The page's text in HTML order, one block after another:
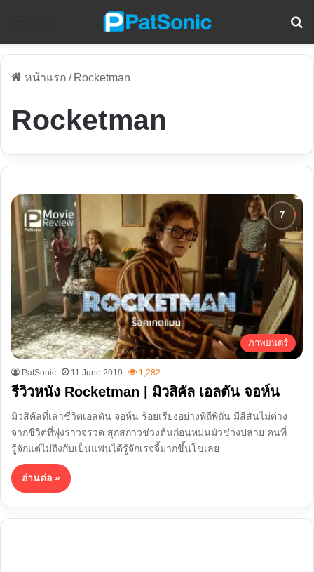
หน้าแรก / Rocketman
Rocketman
ภาพยนตร์
PatSonic 11 June 2019 1,282
รีวิวหนัง Rocketman | มิวสิคัล เอลตัน จอห์น
มิวสิคัลที่เล่าชีวิตเอลตัน จอห์น ร้อยเรียงอย่างพิถีพิถัน มีสีสันไม่ต่าง
จากชีวิตที่พุ่งราวจรวด สุกสกาวช่วงต้นก่อนหม่นมัวช่วงปลาย คนที่
รู้จักแต่ไม่ถึงกับเป็นแฟนได้รู้จักเรจจี้มากขึ้นโขเลย
อ่านต่อ »